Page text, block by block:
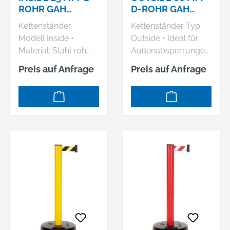
ROHR GAH
ALBERTS
Kettenständer
Modell Inside •
Material: Stahl roh,
zinkphosphatiert,
weiß
kunststoffbeschichtet
• Rohr: Ø 25 mm, 900
Einhängeösen • Fuß:
GmbH & Co. KG,
Preis auf Anfrage
D-ROHR GAH
ALBERTS
Kettenständer Typ
Outside • Ideal für
Außenabsperrungen
• Stahl roh, weiß
kunststoffbeschichtet
• Rohr Ø 60 mm,
1000 mm lang • 2
Griffen ohne
Alberts GmbH & Co.
KG, Blumenthal 2,
Preis auf Anfrage